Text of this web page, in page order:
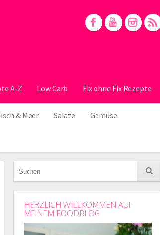
A-Z Low Carb Fix ohne Fix Rezepte
& Meer Salate Gemüse
HERZLICH WILLKOMMEN AUF
MEINEM FOODBLOG